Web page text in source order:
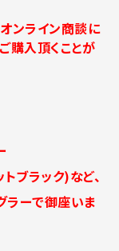
ンライン商談に
購入頂くことが
ブラック)など、
ラーで御座いま